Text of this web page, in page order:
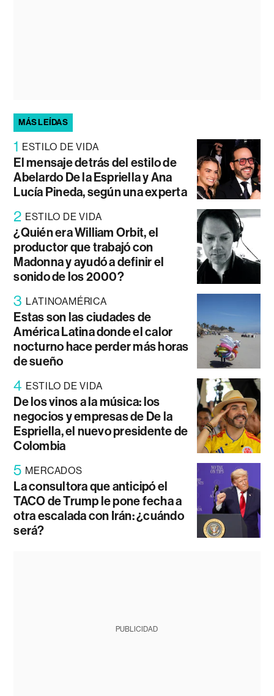
MÁS LEÍDAS
1 ESTILO DE VIDA
El mensaje detrás del estilo de
Abelardo De la Espriella y Ana
Lucía Pineda, según una experta
2 ESTILO DE VIDA
¿Quién era William Orbit, el
productor que trabajó con
Madonna y ayudó a definir el
sonido de los 2000?
3 LATINOAMÉRICA
Estas son las ciudades de
América Latina donde el calor
nocturno hace perder más horas
de sueño
4 ESTILO DE VIDA
De los vinos a la música: los
negocios y empresas de De la
Espriella, el nuevo presidente de
Colombia
5 MERCADOS
La consultora que anticipó el
TACO de Trump le pone fecha a
otra escalada con Irán: ¿cuándo
será?
PUBLICIDAD